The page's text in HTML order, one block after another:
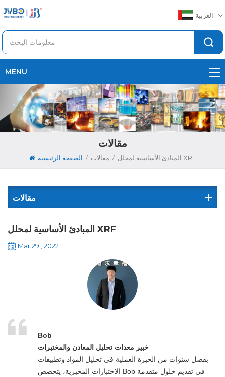
العربية
MENU
مقالات
الصفحة الرئيسية / مقالات / المبادئ الأساسية لمحلل XRF
مقالات
المبادئ الأساسية لمحلل XRF
Mar 29 , 2022
Bob
خبير معدات تحليل المعادن والمختبرات
بفضل سنوات من الخبرة العملية في تحليل المواد وتطبيقات
الاختبارات المخبرية، يتخصص Bob في تقديم حلول متقدمة